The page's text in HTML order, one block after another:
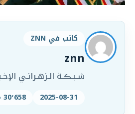
كاتب في ZNN
znn
شـبـڪـة الـزهـرانـي
2025-08-31 30٬658 مقالات